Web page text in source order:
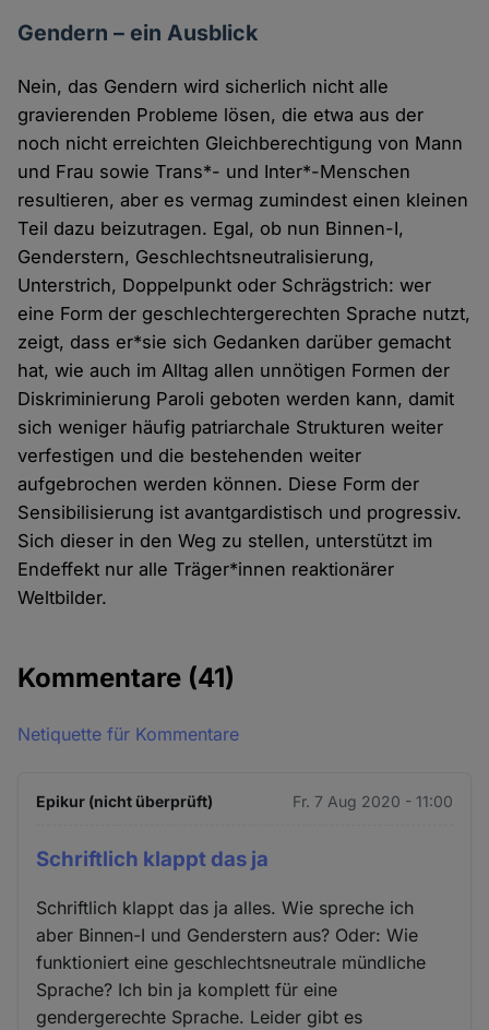
Gendern – ein Ausblick
Nein, das Gendern wird sicherlich nicht alle
gravierenden Probleme lösen, die etwa aus der
noch nicht erreichten Gleichberechtigung von Mann
und Frau sowie Trans*- und Inter*-Menschen
resultieren, aber es vermag zumindest einen kleinen
Teil dazu beizutragen. Egal, ob nun Binnen-I,
Genderstern, Geschlechtsneutralisierung,
Unterstrich, Doppelpunkt oder Schrägstrich: wer
eine Form der geschlechtergerechten Sprache nutzt,
zeigt, dass er*sie sich Gedanken darüber gemacht
hat, wie auch im Alltag allen unnötigen Formen der
Diskriminierung Paroli geboten werden kann, damit
sich weniger häufig patriarchale Strukturen weiter
verfestigen und die bestehenden weiter
aufgebrochen werden können. Diese Form der
Sensibilisierung ist avantgardistisch und progressiv.
Sich dieser in den Weg zu stellen, unterstützt im
Endeffekt nur alle Träger*innen reaktionärer
Weltbilder.
Kommentare (41)
Netiquette für Kommentare
Epikur (nicht überprüft) Fr. 7 Aug 2020 - 11:00
Schriftlich klappt das ja
Schriftlich klappt das ja alles. Wie spreche ich
aber Binnen-I und Genderstern aus? Oder: Wie
funktioniert eine geschlechtsneutrale mündliche
Sprache? Ich bin ja komplett für eine
gendergerechte Sprache. Leider gibt es